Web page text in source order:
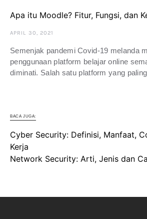
Apa itu Moodle? Fitur, Fungsi, dan
APRIL 30, 2021
Semenjak pandemi Covid-19 melanda
penggunaan platform belajar online
diminati. Salah satu platform yang
BACA JUGA:
Cyber Security: Definisi, Manfaat,
Kerja
Network Security: Arti, Jenis dan